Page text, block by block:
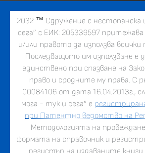
2032 ™ Сдружение с нестопанска
сега” с ЕИК: 205339597
и/или правото да използва всички
Последващото им използване е
единствено при спазване на
право и сродните му права. С
00084106 от дата 16.04.2013г.,
мога - тук и сега” е
при Патентно ведомство на
Методологията на
формата на справочник и